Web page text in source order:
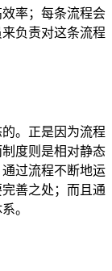
率；每条流程会
负责对这条流程
。正是因为流程
度则是相对静态
过流程不断地运
善之处；而且通
。